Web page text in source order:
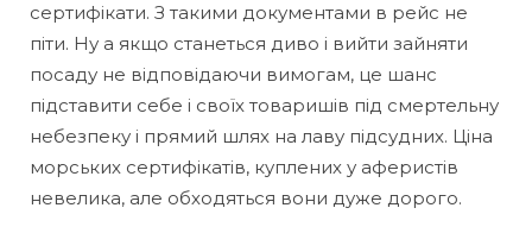
сертифікати. З такими документами в рейс не
піти. Ну а якщо станеться диво і вийти зайняти
посаду не відповідаючи вимогам, це шанс
підставити себе і своїх товаришів під смертельну
небезпеку і прямий шлях на лаву підсудних. Ціна
морських сертифікатів, куплених у аферистів
невелика, але обходяться вони дуже дорого.